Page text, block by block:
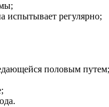
испытывает регулярно;
половым путем;